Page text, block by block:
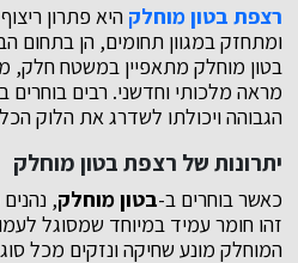
רצפת בטון מוחלק היא פתרון
ומתחזק במגוון תחומים, הן בתחום
בטון מוחלק מתאפיין במשטח חלק,
מראה מלכותי וחדשני. רבים בוחרים
הגבוהה ויכולתו לשדרג את הלוק
יתרונות של רצפת בטון מוחלק
כאשר בוחרים ב-בטון מוחלק,
זהו חומר עמיד במיוחד שמסוגל
המוחלק מונע שחיקה ונזקים מכל